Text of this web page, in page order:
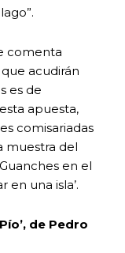
comenta
acudirán
es de
apuesta,
comisariadas
muestra del
en el
en una isla’.
de Pedro